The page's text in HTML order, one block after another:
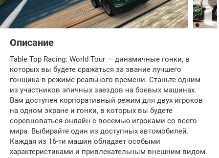
Описание
Table Top Racing: World Tour — динамичные гонки, в
которых вы будете сражаться за звание лучшего
гонщика в режиме реального времени. Станьте одним
из участников эпичных заездов на боевых машинах.
Вам доступен корпоративный режим для двух игроков
на одном экране и гонки, в которых вы будете
соревноваться онлайн с восемью игроками со всего
мира. Выбирайте один из доступных автомобилей.
Каждая из 16-ти машин обладает особыми
характеристиками и привлекательным внешним видом.